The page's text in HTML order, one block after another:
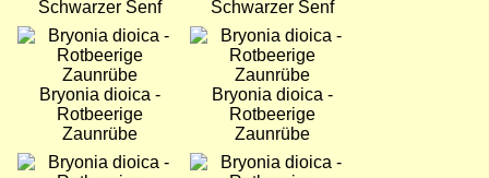
Schwarzer Senf
Schwarzer Senf
Bild
Bryonia dioica -
Rotbeerige
Zaunrübe
Bild
Bryonia dioica -
Rotbeerige
Zaunrübe
Bild
Bild